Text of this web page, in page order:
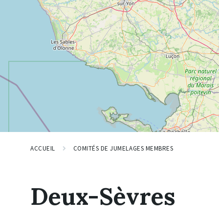
ACCUEIL COMITÉS DE JUMELAGES MEMBRES
Deux-Sèvres